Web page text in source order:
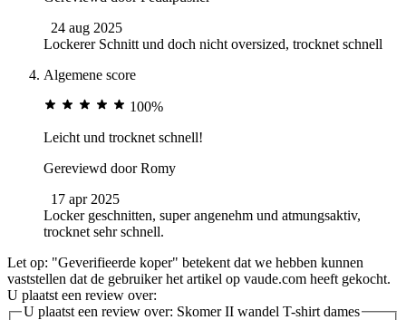
24 aug 2025
Lockerer Schnitt und doch nicht oversized, trocknet schnell
Algemene score
100%
Leicht und trocknet schnell!
Gereviewd doorRomy
17 apr 2025
Locker geschnitten, super angenehm und atmungsaktiv,
trocknet sehr schnell.
Let op: "Geverifieerde koper" betekent dat we hebben kunnen
vaststellen dat de gebruiker het artikel op vaude.com heeft gekocht.
U plaatst een review over:
U plaatst een review over: Skomer II wandel T-shirt dames